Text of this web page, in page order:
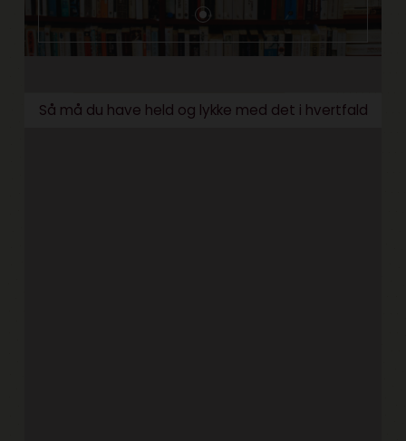
Så må du have held og lykke med det i hvertfald